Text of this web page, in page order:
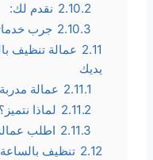
2.10.2 نقدم لك:
2.10.3 جرب
2.11 عمالة تنظيف
يديك
2.11.1 عمالة
2.11.2 لماذا نتميز؟
2.11.3 اطلب
2.12 تنظيف